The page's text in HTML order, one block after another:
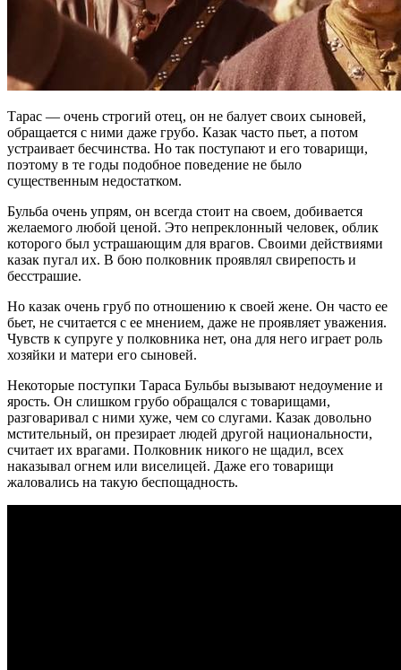
Тарас — очень строгий отец, он не балует своих сыновей,
обращается с ними даже грубо. Казак часто пьет, а потом
устраивает бесчинства. Но так поступают и его товарищи,
поэтому в те годы подобное поведение не было
существенным недостатком.
Бульба очень упрям, он всегда стоит на своем, добивается
желаемого любой ценой. Это непреклонный человек, облик
которого был устрашающим для врагов. Своими действиями
казак пугал их. В бою полковник проявлял свирепость и
бесстрашие.
Но казак очень груб по отношению к своей жене. Он часто ее
бьет, не считается с ее мнением, даже не проявляет уважения.
Чувств к супруге у полковника нет, она для него играет роль
хозяйки и матери его сыновей.
Некоторые поступки Тараса Бульбы вызывают недоумение и
ярость. Он слишком грубо обращался с товарищами,
разговаривал с ними хуже, чем со слугами. Казак довольно
мстительный, он презирает людей другой национальности,
считает их врагами. Полковник никого не щадил, всех
наказывал огнем или виселицей. Даже его товарищи
жаловались на такую беспощадность.